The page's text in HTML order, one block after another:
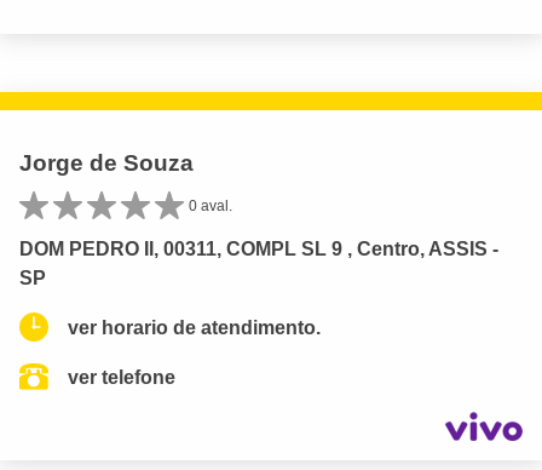
Jorge de Souza
0 aval.
DOM PEDRO II, 00311, COMPL SL 9 , Centro, ASSIS -
SP
ver horario de atendimento.
ver telefone